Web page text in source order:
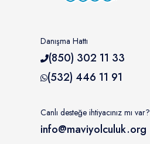
Danışma Hattı
(850) 302 11 33
(532) 446 11 91
Canlı desteğe ihtiyacınız mı var?
info@maviyolculuk.org